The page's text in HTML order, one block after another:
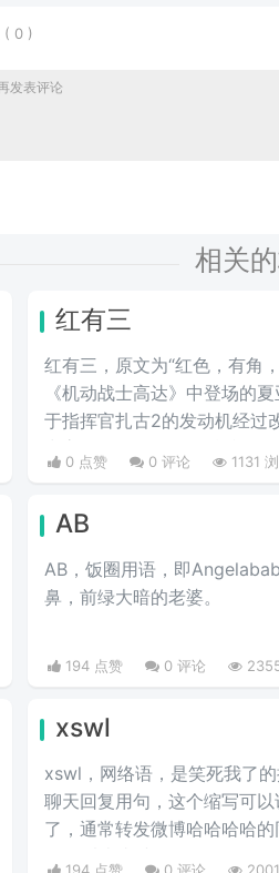
( 0 )
相关
红有三
红有三，原文为“红色，有角
《机动战士高达》中登场的
于指挥官扎古2的发动机经过
力高30%，在夏亚的精准操
三倍。而红色有角三倍速也被
0 点赞 0 评论 1131
AB
AB，饭圈用语，即
鼻，前绿大暗的老婆。​
194 点赞 0 评论
xswl
xswl，网络语，是笑死我了
聊天回复用句，这个缩写可
了，通常转发微博哈哈哈哈
194 点赞 0 评论